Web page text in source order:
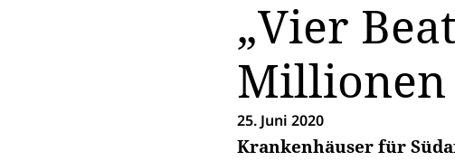
„Vier
Millionen
25. Juni 2020
Krankenhäuser für